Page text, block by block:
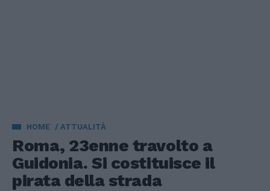
HOME ATTUALITÀ
Roma, 23enne travolto a
Guidonia. Si costituisce il
pirata della strada